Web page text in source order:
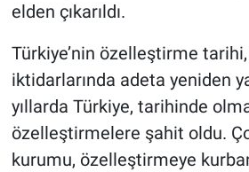
elden çıkarıldı.
Türkiye’nin özelleştirme
iktidarlarında adeta yeniden
yıllarda Türkiye, tarihinde
özelleştirmelere şahit oldu.
kurumu, özelleştirmeye